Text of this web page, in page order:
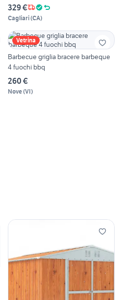
329 €
Cagliari(CA)
Vetrina
Barbecue griglia bracere barbeque
4 fuochi bbq
260 €
Nove(VI)